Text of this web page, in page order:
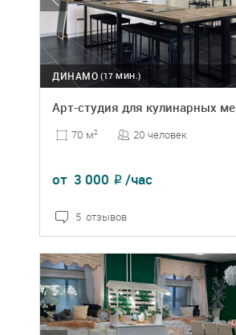
(17 МИН.)
ДИНАМО
Арт-студия для кулинарных
70 м2 20 человек
от 3 000 ₽ /час
5 отзывов